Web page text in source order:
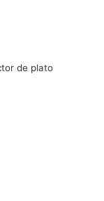
de plato